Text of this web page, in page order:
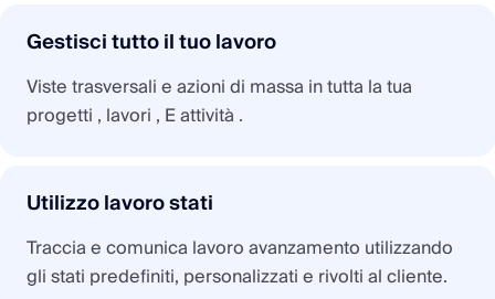
Gestisci tutto il tuo lavoro
Viste trasversali e azioni di massa in tutta la tua
progetti , lavori , E attività .
Utilizzo lavoro stati
Traccia e comunica lavoro avanzamento utilizzando
gli stati predefiniti, personalizzati e rivolti al cliente.